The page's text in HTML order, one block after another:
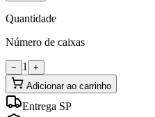
Quantidade
Número de caixas
− 1
+
Adicionar ao carrinho
Entrega SP